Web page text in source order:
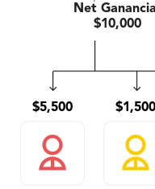
Net
$10,000
$5,500 $1,500